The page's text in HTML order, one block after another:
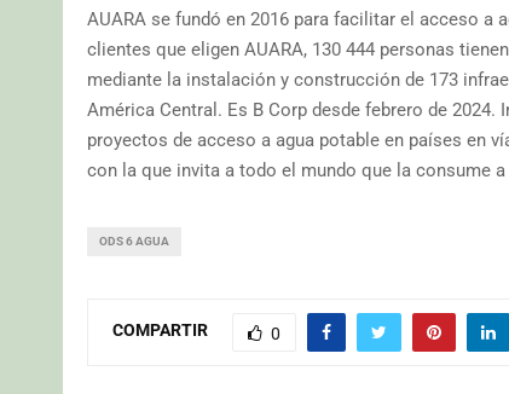
AUARA se fundó en 2016 para facilitar el acceso a
clientes que eligen AUARA, 130 444 personas
mediante la instalación y construcción de 173
América Central. Es B Corp desde febrero de
proyectos de acceso a agua potable en países en
con la que invita a todo el mundo que la consume
ODS 6 AGUA
COMPARTIR 0